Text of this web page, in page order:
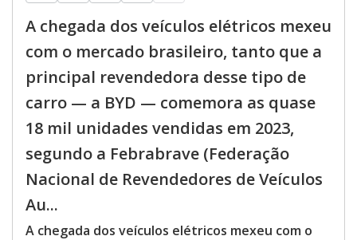
A chegada dos veículos elétricos mexeu
com o mercado brasileiro, tanto que a
principal revendedora desse tipo de
carro — a BYD — comemora as quase
18 mil unidades vendidas em 2023,
segundo a Febrabrave (Federação
Nacional de Revendedores de Veículos
Au...
A chegada dos veículos elétricos mexeu com o